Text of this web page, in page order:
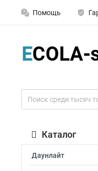
Помощь
Каталог
Даунлайт